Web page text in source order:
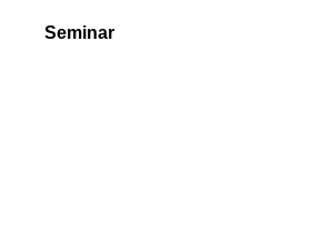
Seminar